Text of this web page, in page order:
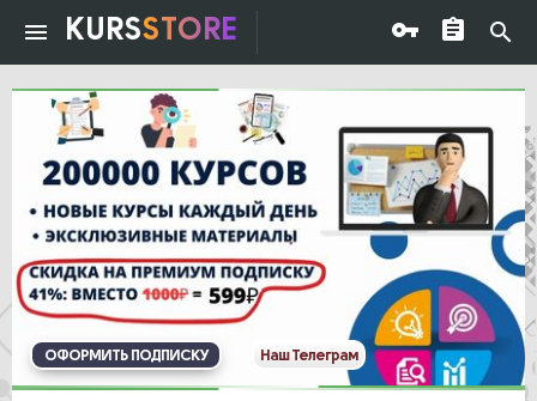
KURSSTORE
ОФОРМИТЬ ПОДПИСКУ Наш Телеграм